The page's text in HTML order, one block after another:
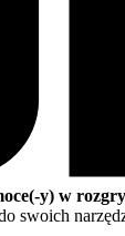
y) w
swoich